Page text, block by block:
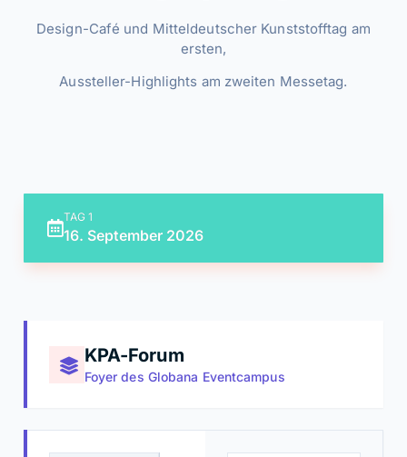
Design-Café und Mitteldeutscher Kunststofftag am
ersten,
Aussteller-Highlights am zweiten Messetag.
TAG 1
16. September 2026
KPA-Forum
Foyer des Globana Eventcampus